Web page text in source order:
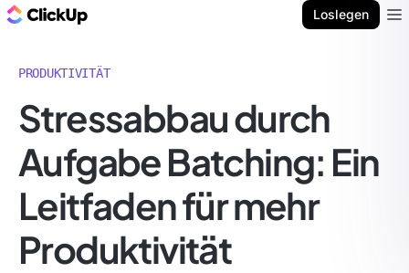
Loslegen
PRODUKTIVITÄT
Stressabbau durch
Aufgabe Batching: Ein
Leitfaden für mehr
Produktivität